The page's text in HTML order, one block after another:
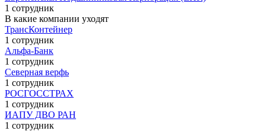
1 сотрудник
В какие компании уходят
ТрансКонтейнер
1 сотрудник
Альфа-Банк
1 сотрудник
Северная верфь
1 сотрудник
РОСГОССТРАХ
1 сотрудник
ИАПУ ДВО РАН
1 сотрудник